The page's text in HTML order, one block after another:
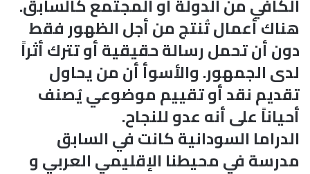
هناك أعمال تُنتج من أجل الظهور فقط
دون أن تحمل رسالة حقيقية أو تترك أثراً
لدى الجمهور. والأسوأ أن من يحاول
تقديم نقد أو تقييم موضوعي يُصنف
أحياناً على أنه عدو للنجاح.
الدراما السودانية كانت في السابق
مدرسة في محيطنا الإقليمي العربي و